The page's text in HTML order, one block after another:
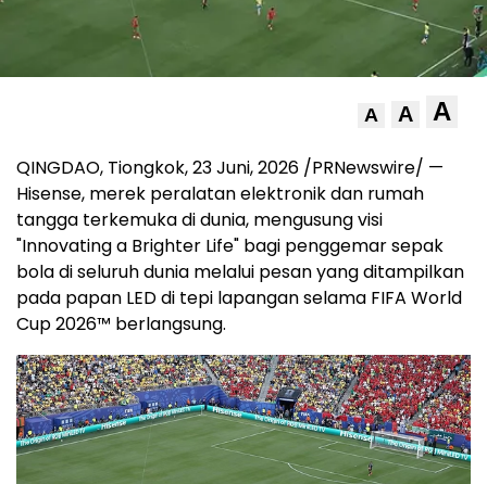
A A A
QINGDAO, Tiongkok,23 Juni, 2026 /PRNewswire/ —
Hisense, merek peralatan elektronik dan rumah
tangga terkemuka di dunia, mengusung visi
"Innovating a Brighter Life" bagi penggemar sepak
bola di seluruh dunia melalui pesan yang ditampilkan
pada papan LED di tepi lapangan selama FIFA World
Cup 2026™ berlangsung.